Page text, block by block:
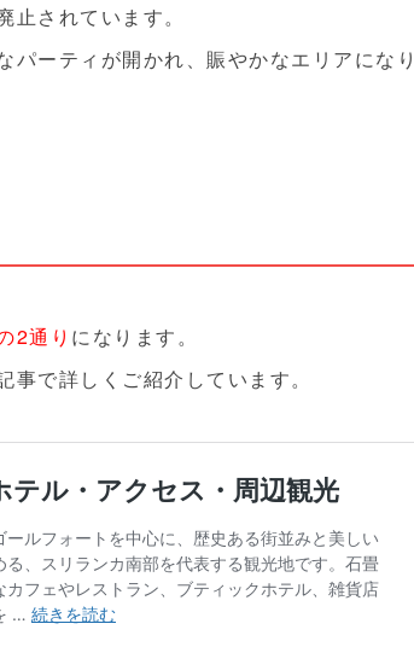
されています。
ーティが開かれ、賑やかなエリアになり
2通り になります。
で詳しくご紹介しています。